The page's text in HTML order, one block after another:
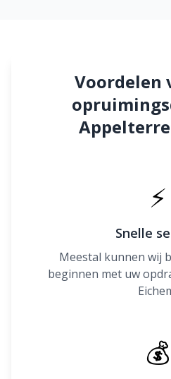
Voordelen
⚡
Snelle
Meestal kunnen wij
beginnen met uw
💰